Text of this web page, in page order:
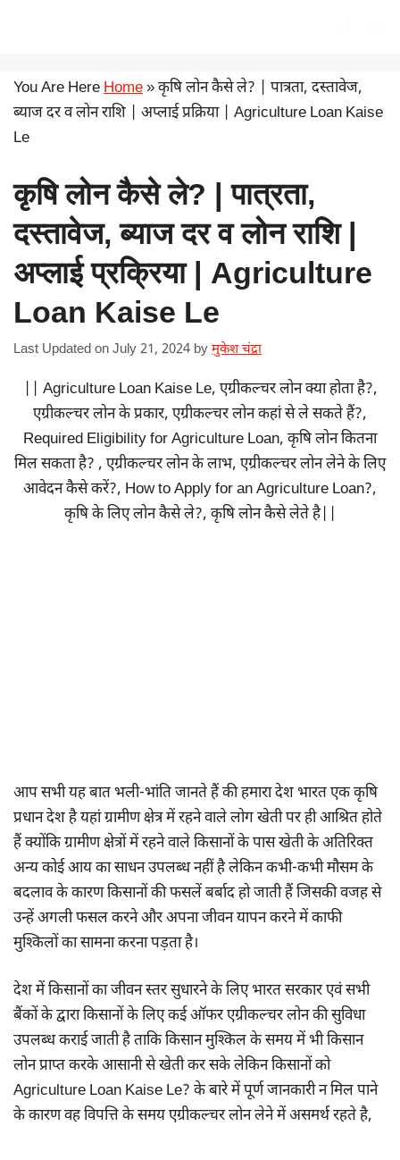
You Are HereHome»कृषि लोन कैसे ले? | पात्रता, दस्तावेज,
ब्याज दर व लोन राशि | अप्लाई प्रक्रिया | Agriculture Loan Kaise
Le
कृषि लोन कैसे ले? | पात्रता,
दस्तावेज, ब्याज दर व लोन राशि |
अप्लाई प्रक्रिया | Agriculture
Loan Kaise Le
Last Updated on July 21, 2024 by मुकेश चंद्रा
|| Agriculture Loan Kaise Le, एग्रीकल्चर लोन क्या होता है?,
एग्रीकल्चर लोन के प्रकार, एग्रीकल्चर लोन कहां से ले सकते हैं?,
Required Eligibility for Agriculture Loan, कृषि लोन कितना
मिल सकता है? , एग्रीकल्चर लोन के लाभ, एग्रीकल्चर लोन लेने के लिए
आवेदन कैसे करें?, How to Apply for an Agriculture Loan?,
कृषि के लिए लोन कैसे ले?, कृषि लोन कैसे लेते है||
आप सभी यह बात भली-भांति जानते हैं की हमारा देश भारत एक कृषि
प्रधान देश है यहां ग्रामीण क्षेत्र में रहने वाले लोग खेती पर ही आश्रित होते
हैं क्योंकि ग्रामीण क्षेत्रों में रहने वाले किसानों के पास खेती के अतिरिक्त
अन्य कोई आय का साधन उपलब्ध नहीं है लेकिन कभी-कभी मौसम के
बदलाव के कारण किसानों की फसलें बर्बाद हो जाती हैं जिसकी वजह से
उन्हें अगली फसल करने और अपना जीवन यापन करने में काफी
मुश्किलों का सामना करना पड़ता है।
देश में किसानों का जीवन स्तर सुधारने के लिए भारत सरकार एवं सभी
बैंकों के द्वारा किसानों के लिए कई ऑफर एग्रीकल्चर लोन की सुविधा
उपलब्ध कराई जाती है ताकि किसान मुश्किल के समय में भी किसान
लोन प्राप्त करके आसानी से खेती कर सके लेकिन किसानों को
Agriculture Loan Kaise Le? के बारे में पूर्ण जानकारी न मिल पाने
के कारण वह विपत्ति के समय एग्रीकल्चर लोन लेने में असमर्थ रहते है,